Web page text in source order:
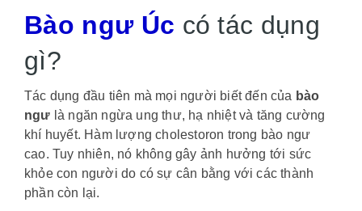
Bào ngư Úc có tác dụng
gì?
Tác dụng đầu tiên mà mọi người biết đến của bào
ngư là ngăn ngừa ung thư, hạ nhiệt và tăng cường
khí huyết. Hàm lượng cholestoron trong bào ngư
cao. Tuy nhiên, nó không gây ảnh hưởng tới sức
khỏe con người do có sự cân bằng với các thành
phần còn lại.